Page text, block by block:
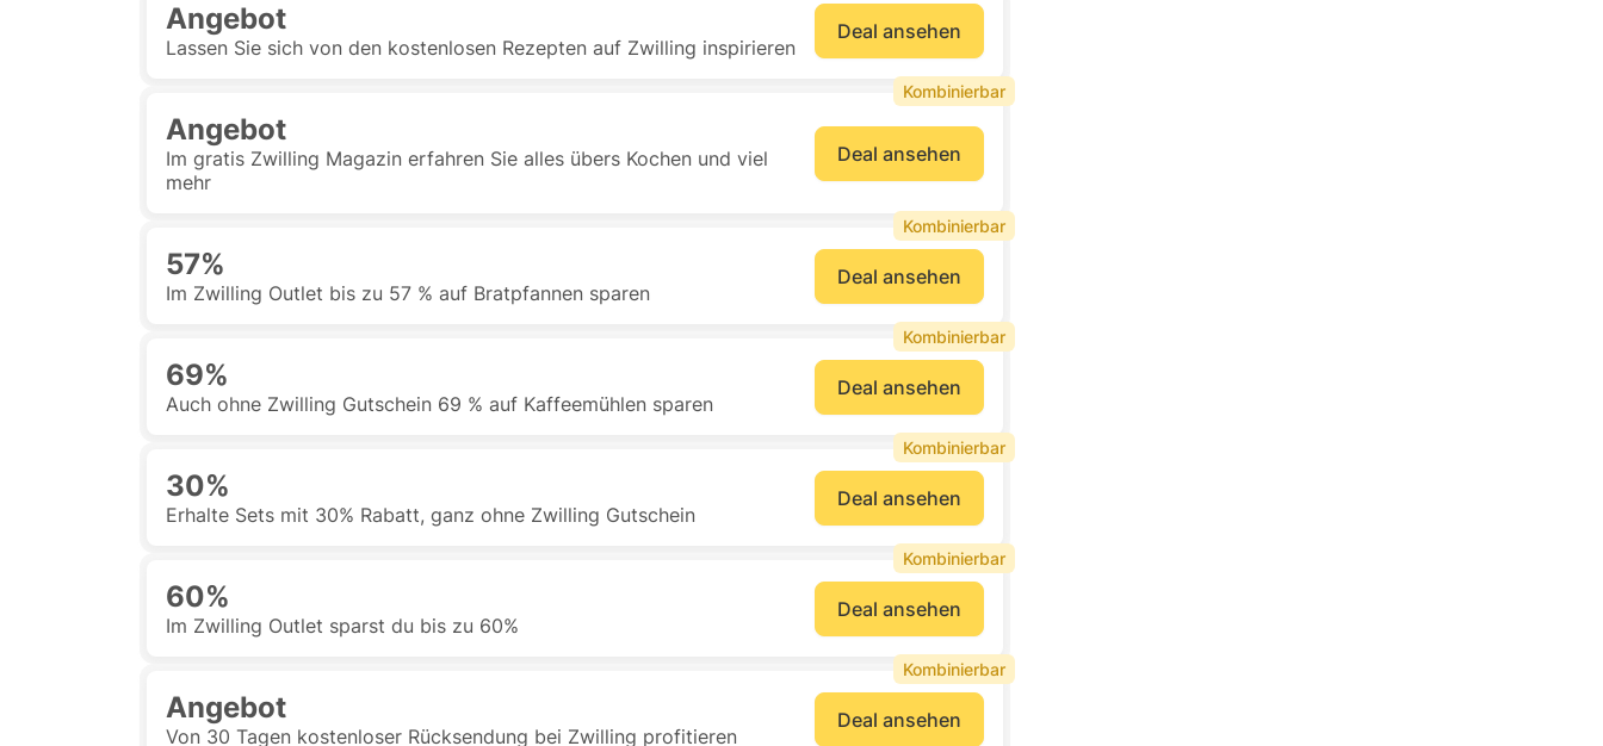
Angebot
Lassen Sie sich von den kostenlosen Rezepten auf Zwilling inspirieren
Deal ansehen
Angebot
Im gratis Zwilling Magazin erfahren Sie alles übers Kochen und viel
mehr
Deal ansehen
Kombinierbar
57%
Im Zwilling Outlet bis zu 57 % auf Bratpfannen sparen
Deal ansehen
Kombinierbar
69%
Auch ohne Zwilling Gutschein 69 % auf Kaffeemühlen sparen
Deal ansehen
Kombinierbar
30%
Erhalte Sets mit 30% Rabatt, ganz ohne Zwilling Gutschein
Deal ansehen
Kombinierbar
60%
Im Zwilling Outlet sparst du bis zu 60%
Deal ansehen
Kombinierbar
Angebot
Von 30 Tagen kostenloser Rücksendung bei Zwilling profitieren
Deal ansehen
Kombinierbar